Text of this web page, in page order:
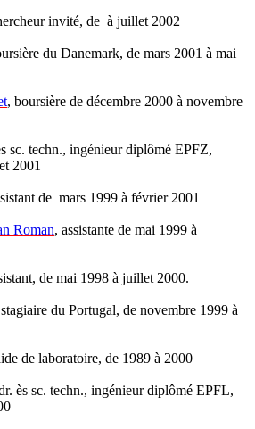
invité, de à juillet 2002
du Danemark, de mars 2001 à mai
, boursière de décembre 2000 à novembre
sc. techn., ingénieur diplômé EPFZ,
2001
de mars 1999 à février 2001
Roman, assistante de mai 1999 à
de mai 1998 à juillet 2000.
du Portugal, de novembre 1999 à
de laboratoire, de 1989 à 2000
ès sc. techn., ingénieur diplômé EPFL,